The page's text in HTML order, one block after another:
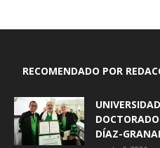
RECOMENDADO POR
DÍAZ-